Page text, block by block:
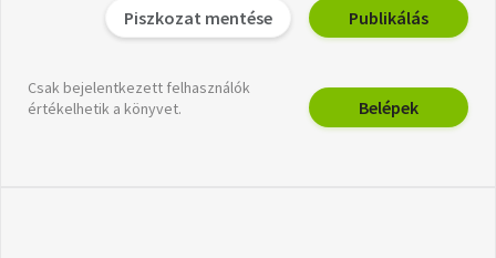
Piszkozat mentése Publikálás
Csak bejelentkezett felhasználók
értékelhetik a könyvet.
Belépek